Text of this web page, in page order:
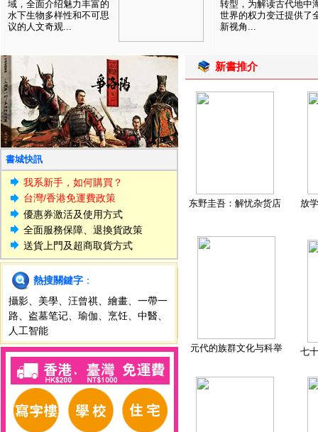
域，全面介绍魅力丰富的
水下生物多样性和不可思
议的人文奇观...
转型，为解读古代地中
世界的权力变迁提供了
新视角...
書城快訊
我系新手，如何購買？
台灣/香港免運費政策
優惠券激活及使用方式
全面服務保障、退換貨政策
送貨上門及超商取貨方式
熱搜關鍵字 ：
攝影
美學 汪曾祺 繪畫
一帶一
路
盗墓笔记 瑜伽 烹饪 中醫
人工智能
新書推介
东野圭吾：解忧杂货店 放
元代的族群文化与科举 七